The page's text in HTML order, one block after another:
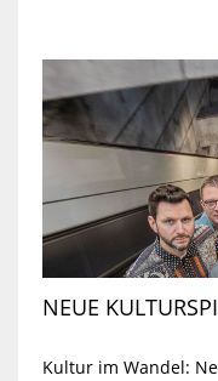
NEUE
Kultur im Wandel: